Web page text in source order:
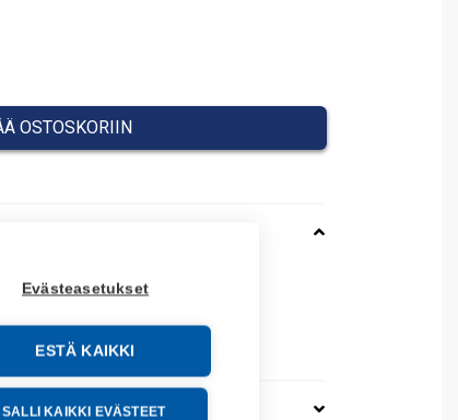
Evästeasetukset
ESTÄ KAIKKI
SALLI KAIKKI EVÄSTEET
OSTOSKORIIN